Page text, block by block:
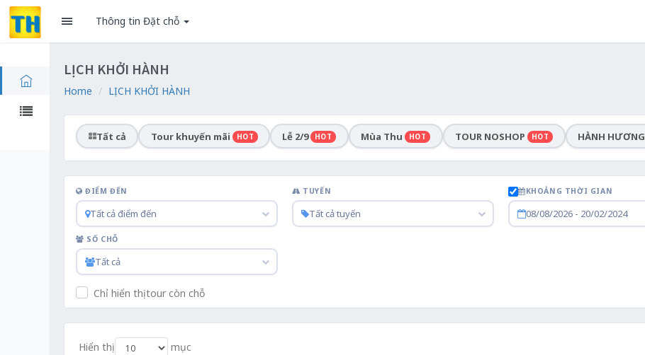
Thông tin Đặt chỗ
LỊCH KHỞI HÀNH
Home LỊCH KHỞI HÀNH
Tất cả Tour khuyến mãi HOT Lễ 2/9 HOT Mùa Thu HOT TOUR NOSHOP HOT HÀNH HƯƠNG
ĐIỂM ĐẾN
Tất cả điểm đến
TUYẾN
Tất cả tuyến
KHOẢNG THỜI GIAN
08/08/2026 - 20/02/2024
SỐ CHỖ
Tất cả
Chỉ hiển thị tour còn chỗ
Hiển thị mục